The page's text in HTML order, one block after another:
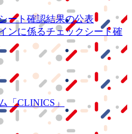
ート確認結果の公表
ンに係るチェックシート確
「CLINICS」